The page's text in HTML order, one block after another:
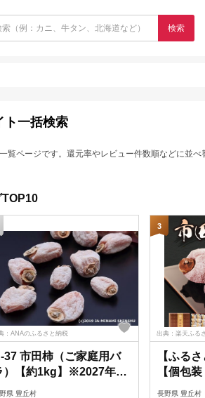
検索
ト一括検索
覧ページです。還元率やレビュー件数順などに並
：ANAのふるさと納税
37 市田柿（ご家庭用バ
）【約1kg】※2027年1
発送予定※
県 豊丘村
3
出典：楽天ふる
【ふる
【個包
月～発
長野県 豊丘村